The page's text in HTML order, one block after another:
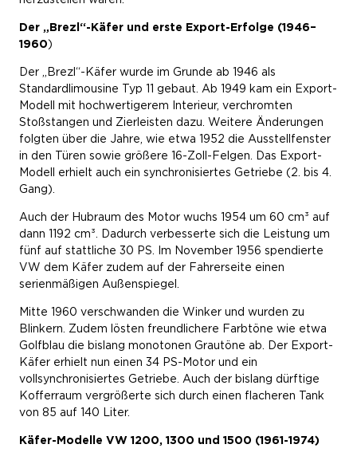
Der „Brezl“-Käfer und erste Export-Erfolge (1946–
1960)
Der „Brezl“-Käfer wurde im Grunde ab 1946 als
Standardlimousine Typ 11 gebaut. Ab 1949 kam ein Export-
Modell mit hochwertigerem Interieur, verchromten
Stoßstangen und Zierleisten dazu. Weitere Änderungen
folgten über die Jahre, wie etwa 1952 die Ausstellfenster
in den Türen sowie größere 16-Zoll-Felgen. Das Export-
Modell erhielt auch ein synchronisiertes Getriebe (2. bis 4.
Gang).
Auch der Hubraum des Motor wuchs 1954 um 60 cm³ auf
dann 1192 cm³. Dadurch verbesserte sich die Leistung um
fünf auf stattliche 30 PS. Im November 1956 spendierte
VW dem Käfer zudem auf der Fahrerseite einen
serienmäßigen Außenspiegel.
Mitte 1960 verschwanden die Winker und wurden zu
Blinkern. Zudem lösten freundlichere Farbtöne wie etwa
Golfblau die bislang monotonen Grautöne ab. Der Export-
Käfer erhielt nun einen 34 PS-Motor und ein
vollsynchronisiertes Getriebe. Auch der bislang dürftige
Kofferraum vergrößerte sich durch einen flacheren Tank
von 85 auf 140 Liter.
Käfer-Modelle VW 1200, 1300 und 1500 (1961-1974)